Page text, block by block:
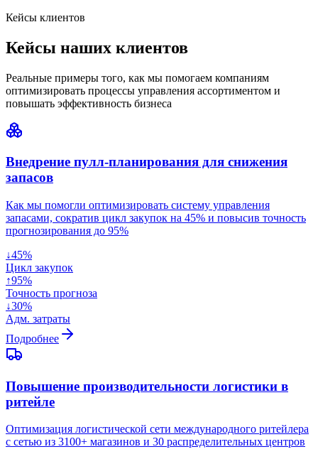
Кейсы клиентов
Кейсы наших клиентов
Реальные примеры того, как мы помогаем компаниям
оптимизировать процессы управления ассортиментом и
повышать эффективность бизнеса
Внедрение пулл-планирования для снижения
запасов
Как мы помогли оптимизировать систему управления
запасами, сократив цикл закупок на 45% и повысив точность
прогнозирования до 95%
↓45%
Цикл закупок
↑95%
Точность прогноза
↓30%
Адм. затраты
Подробнее
Повышение производительности логистики в
ритейле
Оптимизация логистической сети международного ритейлера
с сетью из 3100+ магазинов и 30 распределительных центров